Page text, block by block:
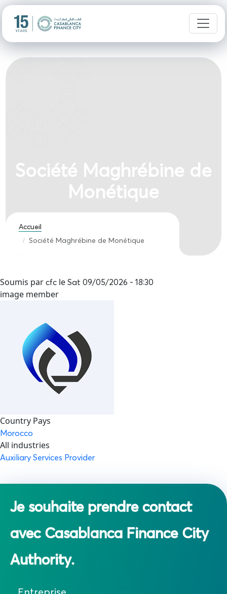
Société Maghrébine de
Monétique
Accueil
Société Maghrébine de Monétique
Soumis par cfc le Sat 09/05/2026 - 18:30
image member
Country Pays
Morocco
All industries
Auxiliary Services Provider
Je souhaite prendre contact
avec Casablanca Finance City
Authority.